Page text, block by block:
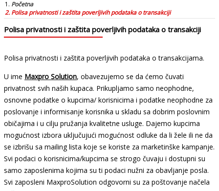
Početna
Polisa privatnosti i zaštita poverljivih podataka o transakciji
Polisa privatnosti i zaštita poverljivih podataka o transakciji
Polisa privatnosti i zaštita poverljivih podataka o transakcijama.
U ime Maxpro Solution, obavezujemo se da ćemo čuvati
privatnost svih naših kupaca. Prikupljamo samo neophodne,
osnovne podatke o kupcima/ korisnicima i podatke neophodne za
poslovanje i informisanje korisnika u skladu sa dobrim poslovnim
običajima i u cilju pružanja kvalitetne usluge. Dajemo kupcima
mogućnost izbora uključujući mogućnost odluke da li žele ili ne da
se izbrišu sa mailing lista koje se koriste za marketinške kampanje.
Svi podaci o korisnicima/kupcima se strogo čuvaju i dostupni su
samo zaposlenima kojima su ti podaci nužni za obavljanje posla.
Svi zaposleni MaxproSolution odgovorni su za poštovanje načela